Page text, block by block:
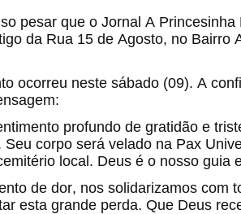
pesar que o Jornal A
da Rua 15 de Agosto, no Bairro
ocorreu neste sábado (09). A
profundo de gratidão e
Seu corpo será velado na Pax
local. Deus é o nosso guia
de dor, nos solidarizamos com
esta grande perda. Que Deus